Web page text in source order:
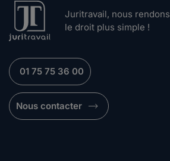
Juritravail, nous rendons
le droit plus simple !
01 75 75 36 00
Nous contacter